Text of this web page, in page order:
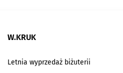
W.KRUK
Letnia wyprzedaż biżuterii